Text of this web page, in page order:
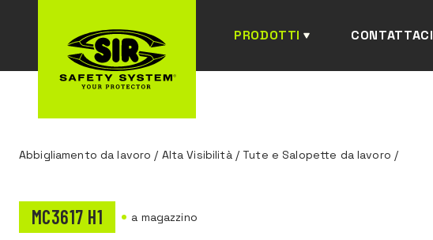
PRODOTTI CONTATTACI
Abbigliamento da lavoro / Alta Visibilità/ Tute e Salopette da lavoro /
MC3617 H1 a magazzino